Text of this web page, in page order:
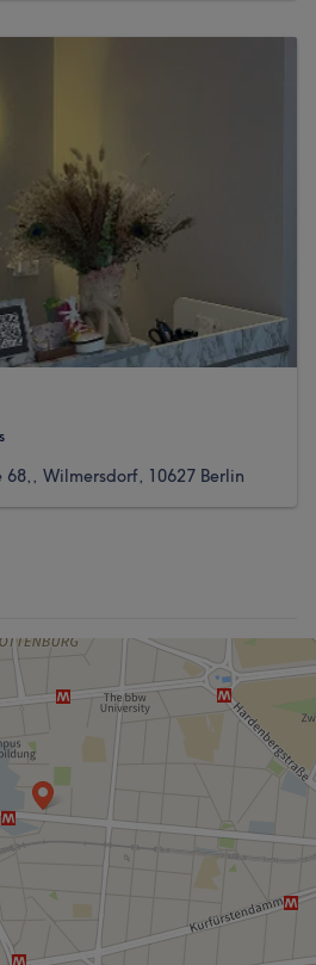
Wilmersdorf, 10627 Berlin